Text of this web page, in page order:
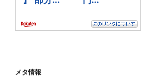
メタ情報